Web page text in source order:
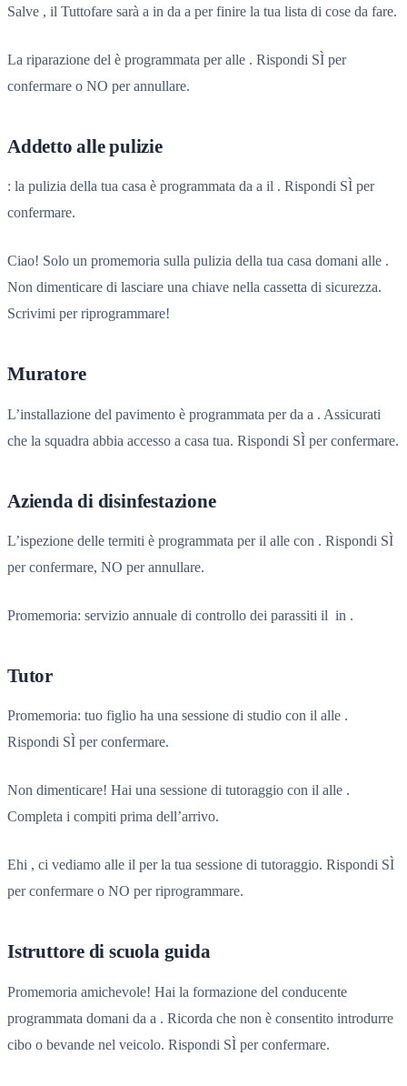
Salve , il Tuttofare sarà a in da a per finire la tua lista di cose da fare.
La riparazione del è programmata per alle . Rispondi SÌ per
confermare o NO per annullare.
Addetto alle pulizie
: la pulizia della tua casa è programmata da a il . Rispondi SÌ per
confermare.
Ciao! Solo un promemoria sulla pulizia della tua casa domani alle .
Non dimenticare di lasciare una chiave nella cassetta di sicurezza.
Scrivimi per riprogrammare!
Muratore
L’installazione del pavimento è programmata per da a . Assicurati
che la squadra abbia accesso a casa tua. Rispondi SÌ per confermare.
Azienda di disinfestazione
L’ispezione delle termiti è programmata per il alle con . Rispondi SÌ
per confermare, NO per annullare.
Promemoria: servizio annuale di controllo dei parassiti il ​​ in .
Tutor
Promemoria: tuo figlio ha una sessione di studio con il alle .
Rispondi SÌ per confermare.
Non dimenticare! Hai una sessione di tutoraggio con il alle .
Completa i compiti prima dell’arrivo.
Ehi , ci vediamo alle il per la tua sessione di tutoraggio. Rispondi SÌ
per confermare o NO per riprogrammare.
Istruttore di scuola guida
Promemoria amichevole! Hai la formazione del conducente
programmata domani da a . Ricorda che non è consentito introdurre
cibo o bevande nel veicolo. Rispondi SÌ per confermare.